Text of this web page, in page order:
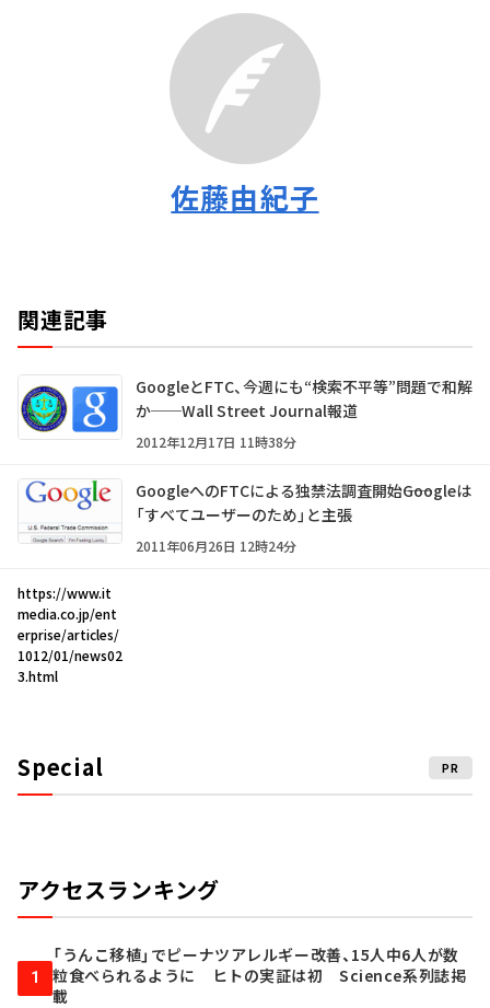
佐藤由紀子
関連記事
GoogleとFTC、今週にも“検索不平等”問題で和解
か──Wall Street Journal報道
2012年12月17日 11時38分
GoogleへのFTCによる独禁法調査開始――Googleは
「すべてユーザーのため」と主張
2011年06月26日 12時24分
https://www.it
media.co.jp/ent
erprise/articles/
1012/01/news02
3.html
Special PR
アクセスランキング
1
「うんこ移植」でピーナツアレルギー改善、15人中6人が数
粒食べられるように ヒトの実証は初 Science系列誌掲
載